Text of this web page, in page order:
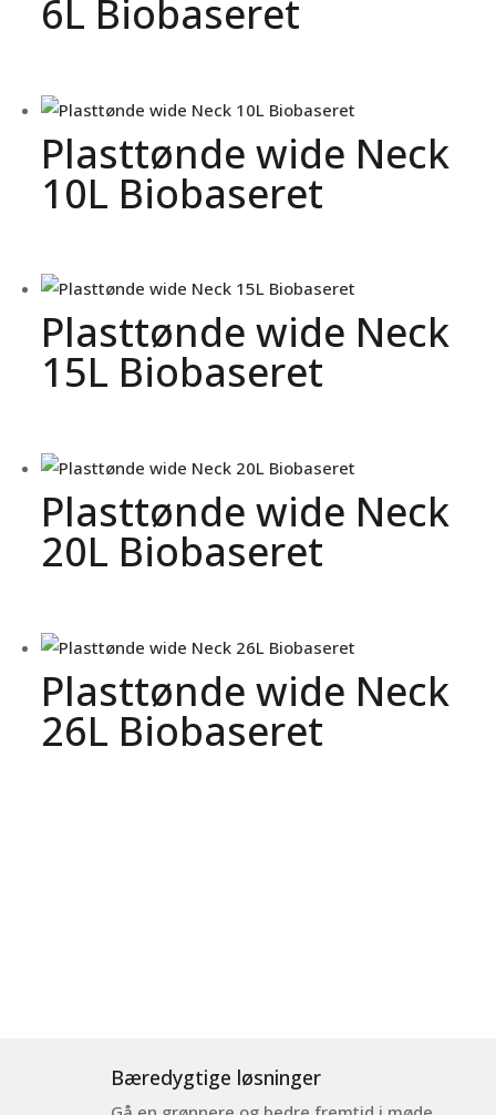
6L Biobaseret
Plasttønde wide Neck
10L Biobaseret
Plasttønde wide Neck
15L Biobaseret
Plasttønde wide Neck
20L Biobaseret
Plasttønde wide Neck
26L Biobaseret
Bæredygtige løsninger